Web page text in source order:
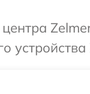
устройства